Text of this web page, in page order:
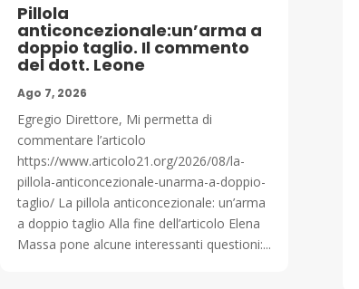
Pillola
anticoncezionale:un’arma a
doppio taglio. Il commento
del dott. Leone
Ago 7, 2026
Egregio Direttore, Mi permetta di
commentare l’articolo
https://www.articolo21.org/2026/08/la-
pillola-anticoncezionale-unarma-a-doppio-
taglio/ La pillola anticoncezionale: un’arma
a doppio taglio Alla fine dell’articolo Elena
Massa pone alcune interessanti questioni:...